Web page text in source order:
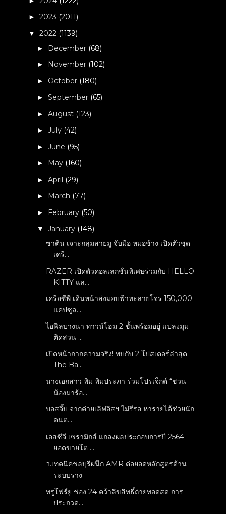
►2023 (2011)
▼2022 (1139)
► December (68)
► November (102)
► October (180)
►September (65)
►August (123)
►July (42)
►June (95)
► May (160)
►April (29)
► March (77)
► February (50)
▼January (148)
ซาติน เจาะกลุ่มสายมู จับมือ หมอช้าง เปิดตัวชุด
เครื...
RAZER เปิดตัวคอลเลกชั่นพิเศษร่วมกับ HELLO
KITTY แล...
เครือซีพี เดินหน้าส่งมอบฟ้าทะลายโจร 150,000
แคปซูล...
ไอฟีลบางนา ทาวน์โฮม 2 ชั้นพร้อมอยู่ แปลงมุม
ติดสวน ...
เปิดหน้ากากความจริง! พบกับ 2 โปสเตอร์ล่าสุด
The Ba...
นางเอกสาว พิม พิมประภา ร่วมโปรเจ็กต์ “ชวน
น้องมาร้อ...
บอสจี๊บ จากค่ายเลิฟอิสฯ ไม่รีรอ หารายได้ช่วยนัก
ดนต...
เอสซีจี เซรามิกส์ แถลงผลประกอบการปี 2564
ยอดขายโต ...
ว.เทคนิคชลบุรีผนึก AMR ต่อยอดหลักสูตรด้าน
ระบบราง
ทรูโฟร์ยู ช่อง 24 คว้าลิขสิทธิ์ถ่ายทอดสด การ
ประกวด...